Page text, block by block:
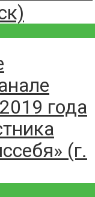
года
(г.